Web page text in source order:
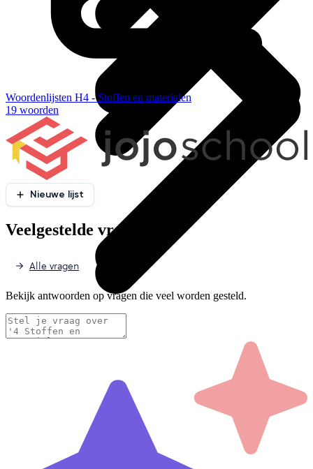
Woordenlijsten H4 - Stoffen en materialen
19 woorden
Nieuwe lijst
Veelgestelde vragen
Alle vragen
Bekijk antwoorden op vragen die veel worden gesteld.